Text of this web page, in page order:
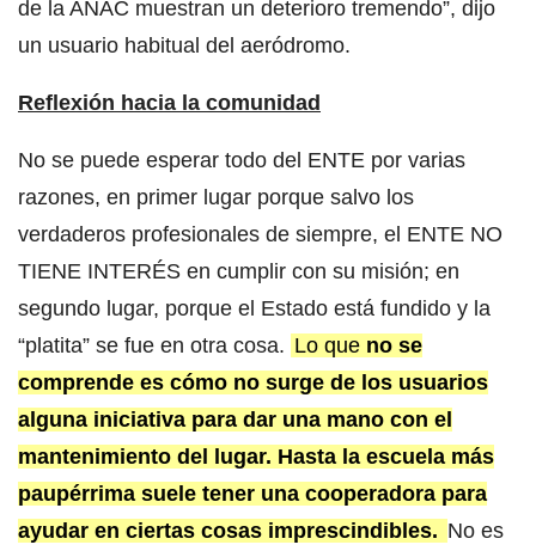
de la ANAC muestran un deterioro tremendo”, dijo
un usuario habitual del aeródromo.
Reflexión hacia la comunidad
No se puede esperar todo del ENTE por varias
razones, en primer lugar porque salvo los
verdaderos profesionales de siempre, el ENTE NO
TIENE INTERÉS en cumplir con su misión; en
segundo lugar, porque el Estado está fundido y la
“platita” se fue en otra cosa. Lo que no se
comprende es cómo no surge de los usuarios
alguna iniciativa para dar una mano con el
mantenimiento del lugar. Hasta la escuela más
paupérrima suele tener una cooperadora para
ayudar en ciertas cosas imprescindibles. No es